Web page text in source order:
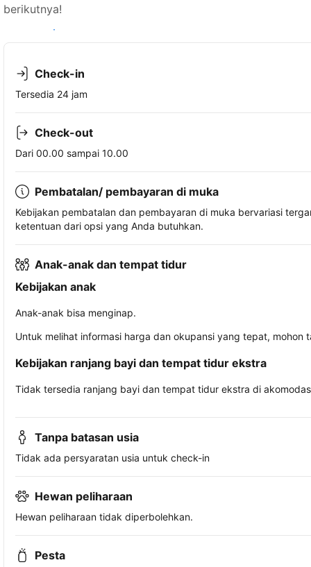
berikutnya!
Lihat ketersediaan
Check-in
Tersedia 24 jam
Check-out
Dari 00.00 sampai 10.00
Pembatalan/ pembayaran di muka
Kebijakan pembatalan dan pembayaran di muka bervariasi
ketentuan dari opsi yang Anda butuhkan.
Anak-anak dan tempat tidur
Kebijakan anak
Anak-anak bisa menginap.
Untuk melihat informasi harga dan okupansi yang tepat,
Kebijakan ranjang bayi dan tempat tidur ekstra
Tidak tersedia ranjang bayi dan tempat tidur ekstra di
Tanpa batasan usia
Tidak ada persyaratan usia untuk check-in
Hewan peliharaan
Hewan peliharaan tidak diperbolehkan.
Pesta